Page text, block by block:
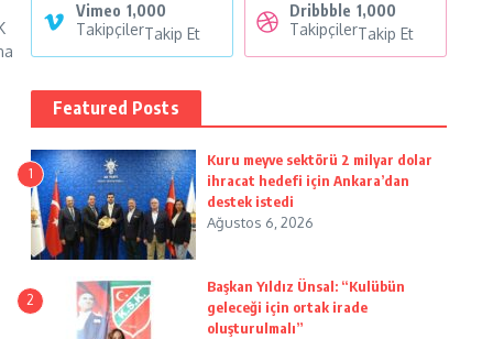
Vimeo 1,000
TakipçilerTakip Et
Dribbble 1,000
TakipçilerTakip Et
Featured Posts
1
Kuru meyve sektörü 2 milyar dolar
ihracat hedefi için Ankara’dan
destek istedi
Ağustos 6, 2026
2
Başkan Yıldız Ünsal: “Kulübün
geleceği için ortak irade
oluşturulmalı”